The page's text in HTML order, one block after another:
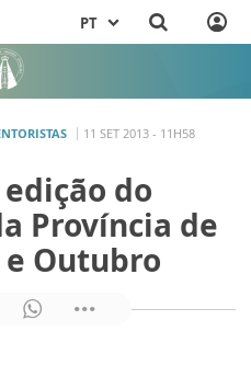
PT
11 SET 2013 - 11H58
do
Província de
Outubro